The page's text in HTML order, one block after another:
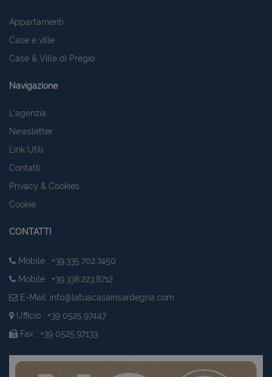
Appartamenti
Case e ville
Case & Ville di Pregio
Navigazione
L'agenzia
Newsletter
Link Utili
Contatti
Privacy & Cookies
Cookie
CONTATTI
Mobile : +39.335.702.7450
Mobile : +39.338.223.8712
E-Mail: info@latuacasainsardegna.com
Ufficio : +39 0525.97447
Fax : +39 0525.97133